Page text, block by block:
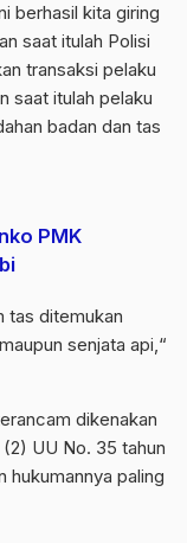
berhasil kita giring
saat itulah Polisi
transaksi pelaku
saat itulah pelaku
badan dan tas
PMK
tas ditemukan
senjata api,“
dikenakan
(2) UU No. 35 tahun
hukumannya paling